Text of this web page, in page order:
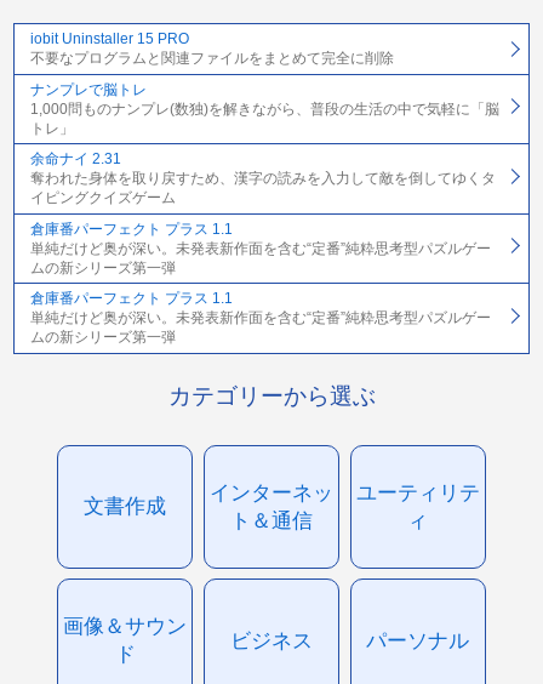
iobit Uninstaller 15 PRO
不要なプログラムと関連ファイルをまとめて完全に削除
ナンプレで脳トレ
1,000問ものナンプレ(数独)を解きながら、普段の生活の中で気軽に「脳
トレ」
余命ナイ 2.31
奪われた身体を取り戻すため、漢字の読みを入力して敵を倒してゆくタ
イピングクイズゲーム
倉庫番パーフェクト プラス 1.1
単純だけど奥が深い。未発表新作面を含む“定番”純粋思考型パズルゲー
ムの新シリーズ第一弾
倉庫番パーフェクト プラス 1.1
単純だけど奥が深い。未発表新作面を含む“定番”純粋思考型パズルゲー
ムの新シリーズ第一弾
カテゴリーから選ぶ
文書作成
インターネッ
ト＆通信
ユーティリテ
ィ
画像＆サウン
ド
ビジネス パーソナル